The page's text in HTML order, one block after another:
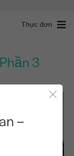
Thực đơn
3
–